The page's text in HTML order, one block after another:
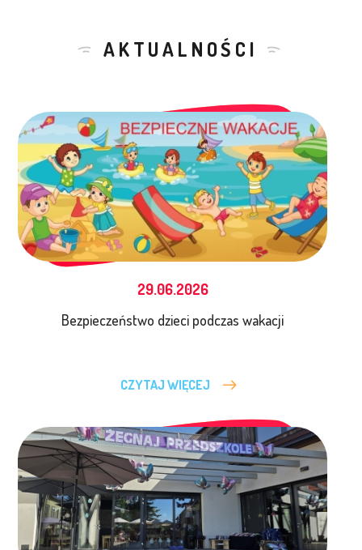
AKTUALNOŚCI
29.06.2026
Bezpieczeństwo dzieci podczas wakacji
CZYTAJ WIĘCEJ